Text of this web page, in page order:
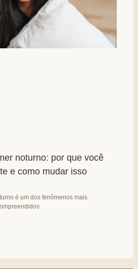
noturno: por que você
e como mudar isso
é um dos fenômenos mais